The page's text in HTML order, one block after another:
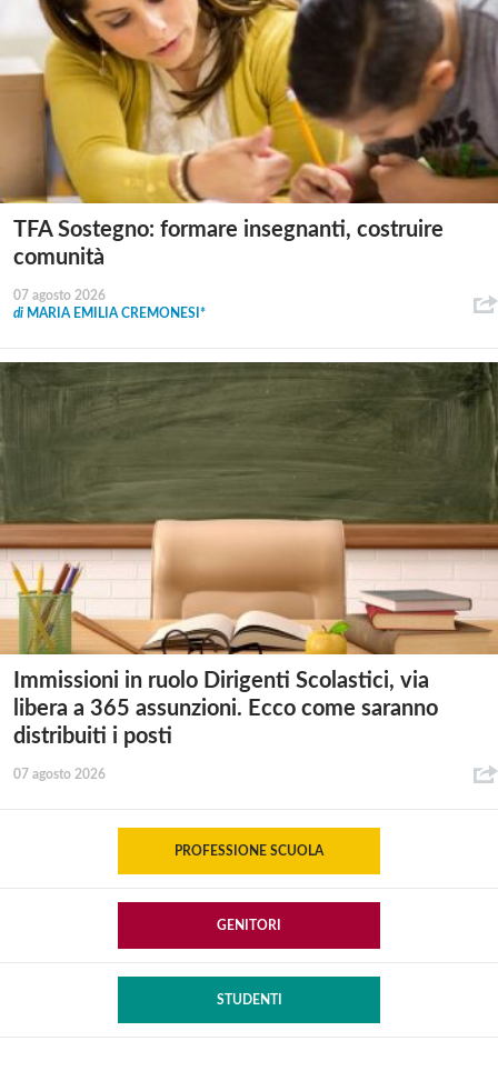
TFA Sostegno: formare insegnanti, costruire
comunità
07 agosto 2026
di MARIA EMILIA CREMONESI*
Immissioni in ruolo Dirigenti Scolastici, via
libera a 365 assunzioni. Ecco come saranno
distribuiti i posti
07 agosto 2026
PROFESSIONE SCUOLA
GENITORI
STUDENTI